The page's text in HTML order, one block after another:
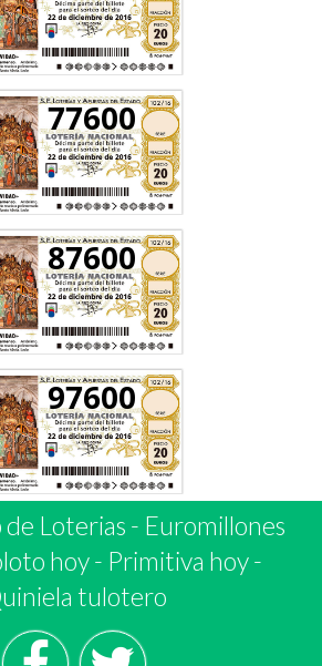
77600
87600
97600
Loterias - Euromillones
hoy- Primitiva hoy-
tulotero